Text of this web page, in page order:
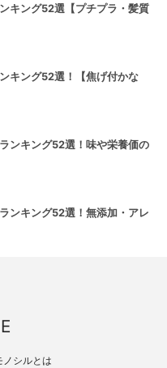
キング52選【プチプラ・髪質
キング52選！【焦げ付かな
ンキング52選！味や栄養価の
ンキング52選！無添加・アレ
ノシルとは